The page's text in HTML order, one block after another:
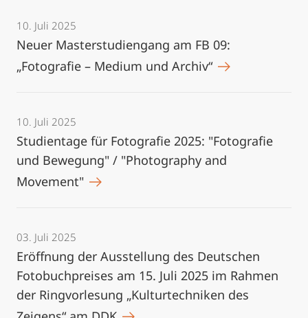
10. Juli 2025
Neuer Masterstudiengang am FB 09:
„Fotografie – Medium und Archiv“
10. Juli 2025
Studientage für Fotografie 2025: "Fotografie
und Bewegung" / "Photography and
Movement"
03. Juli 2025
Eröffnung der Ausstellung des Deutschen
Fotobuchpreises am 15. Juli 2025 im Rahmen
der Ringvorlesung „Kulturtechniken des